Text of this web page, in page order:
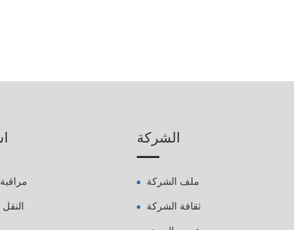
الشركة
ملف الشركة
ثقافة الشركة